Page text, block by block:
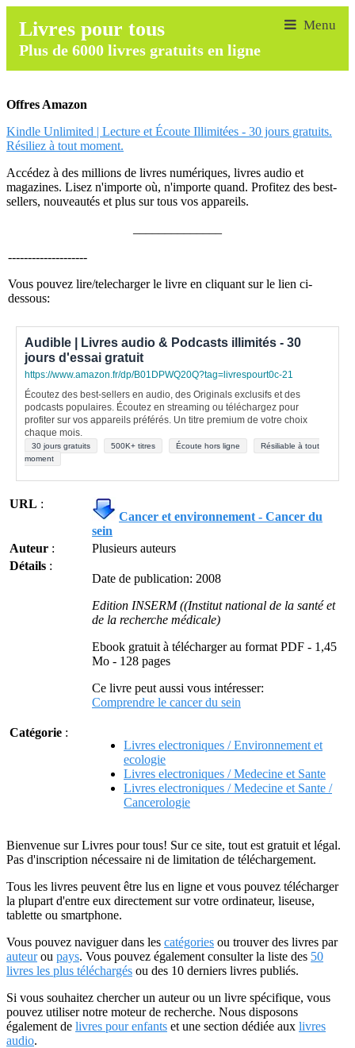
Livres pour tous
Plus de 6000 livres gratuits en ligne
Offres Amazon
Kindle Unlimited | Lecture et Écoute Illimitées - 30 jours gratuits.
Résiliez à tout moment.
Accédez à des millions de livres numériques, livres audio et
magazines. Lisez n'importe où, n'importe quand. Profitez des best-
sellers, nouveautés et plus sur tous vos appareils.
--------------------
Vous pouvez lire/telecharger le livre en cliquant sur le lien ci-
dessous:
Audible | Livres audio & Podcasts illimités - 30
jours d'essai gratuit
https://www.amazon.fr/dp/B01DPWQ20Q?tag=livrespourt0c-21
Écoutez des best-sellers en audio, des Originals exclusifs et des
podcasts populaires. Écoutez en streaming ou téléchargez pour
profiter sur vos appareils préférés. Un titre premium de votre choix
chaque mois.
30 jours gratuits 500K+ titres Écoute hors ligne
Résiliable à tout
moment
URL :
Cancer et environnement - Cancer du
sein
Auteur :
Plusieurs auteurs
Détails :
Date de publication: 2008
Edition INSERM ((Institut national de la santé et
de la recherche médicale)
Ebook gratuit à télécharger au format PDF - 1,45
Mo - 128 pages
Ce livre peut aussi vous intéresser:
Comprendre le cancer du sein
Catégorie :
Livres electroniques / Environnement et
ecologie
Livres electroniques / Medecine et Sante
Livres electroniques / Medecine et Sante /
Cancerologie
Bienvenue sur Livres pour tous! Sur ce site, tout est gratuit et légal.
Pas d'inscription nécessaire ni de limitation de téléchargement.
Tous les livres peuvent être lus en ligne et vous pouvez télécharger
la plupart d'entre eux directement sur votre ordinateur, liseuse,
tablette ou smartphone.
Vous pouvez naviguer dans les catégories ou trouver des livres par
auteurou pays. Vous pouvez également consulter la liste des 50
livres les plus téléchargés ou des 10 derniers livres publiés.
Si vous souhaitez chercher un auteur ou un livre spécifique, vous
pouvez utiliser notre moteur de recherche. Nous disposons
également de livres pour enfants et une section dédiée aux livres
audio.